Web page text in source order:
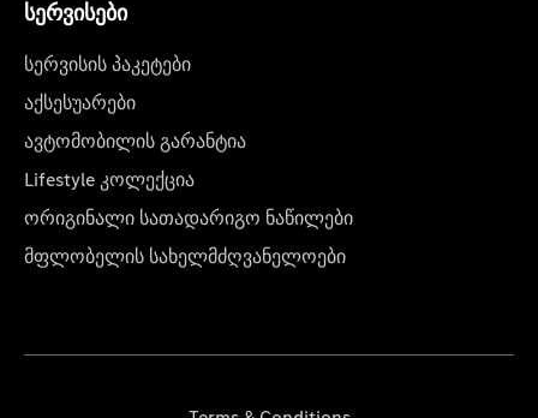
სერვისები
სერვისის პაკეტები
აქსესუარები
ავტომობილის გარანტია
Lifestyle კოლექცია
ორიგინალი სათადარიგო ნაწილები
მფლობელის სახელმძღვანელოები